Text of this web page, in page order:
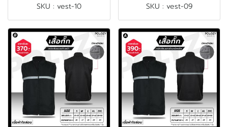
SKU : vest-10 SKU : vest-09